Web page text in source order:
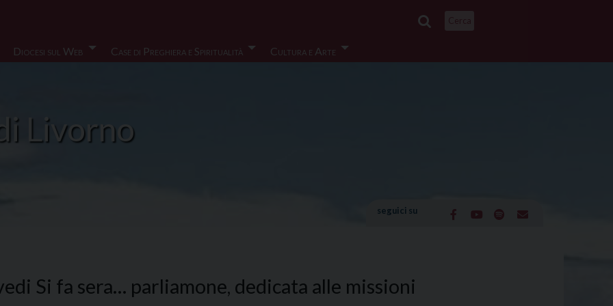
Diocesi sul Web Case di Preghiera e Spiritualità Cultura e Arte
Livorno
seguici su
Si fa sera… parliamone, dedicata alle missioni